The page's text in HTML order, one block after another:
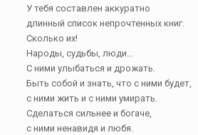
У тебя составлен аккуратно
длинный список непрочтенных книг.
Сколько их!
Народы, судьбы, люди…
С ними улыбаться и дрожать.
Быть собой и знать, что с ними будет,
с ними жить и с ними умирать.
Сделаться сильнее и богаче,
с ними ненавидя и любя.